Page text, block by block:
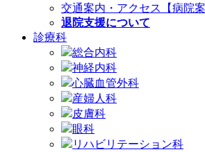
交通案内・アクセス【病院案
退院支援について
診療科
総合内科
神経内科
心臓血管外科
産婦人科
皮膚科
眼科
リハビリテーション科